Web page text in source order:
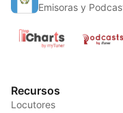
Emisoras y
Recursos
Locutores